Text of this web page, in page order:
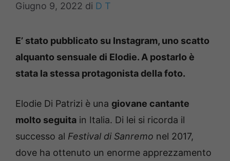
Giugno 9, 2022 di D T
E’ stato pubblicato su Instagram, uno scatto
alquanto sensuale di Elodie. A postarlo è
stata la stessa protagonista della foto.
Elodie Di Patrizi è una giovane cantante
molto seguita in Italia. Di lei si ricorda il
successo al Festival di Sanremo nel 2017,
dove ha ottenuto un enorme apprezzamento